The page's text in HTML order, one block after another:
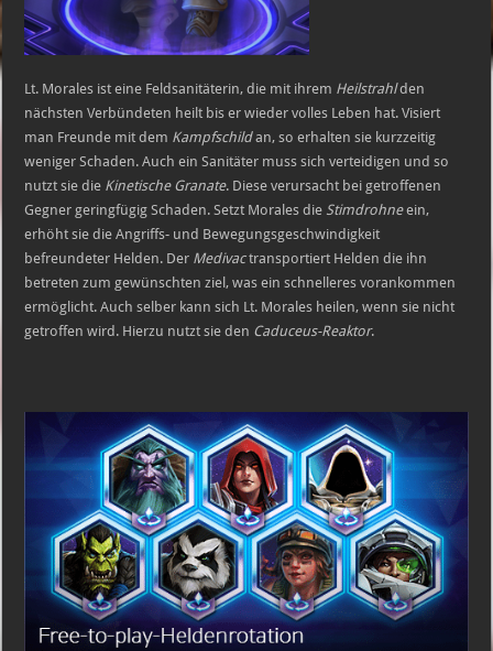
Lt. Morales ist eine Feldsanitäterin, die mit ihrem Heilstrahlden
nächsten Verbündeten heilt bis er wieder volles Leben hat. Visiert
man Freunde mit dem Kampfschildan, so erhalten sie kurzzeitig
weniger Schaden. Auch ein Sanitäter muss sich verteidigen und so
nutzt sie die Kinetische Granate. Diese verursacht bei getroffenen
Gegner geringfügig Schaden. Setzt Morales die Stimdrohneein,
erhöht sie die Angriffs- und Bewegungsgeschwindigkeit
befreundeter Helden. Der Medivactransportiert Helden die ihn
betreten zum gewünschten ziel, was ein schnelleres vorankommen
ermöglicht. Auch selber kann sich Lt. Morales heilen, wenn sie nicht
getroffen wird. Hierzu nutzt sie den Caduceus-Reaktor.